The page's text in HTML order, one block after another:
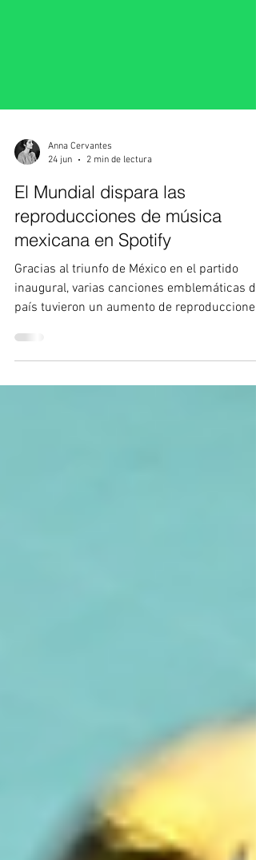
Anna Cervantes
24 jun
2 min de lectura
El Mundial dispara las
reproducciones de música
mexicana en Spotify
Gracias al triunfo de México en el partido
inaugural, varias canciones emblemáticas